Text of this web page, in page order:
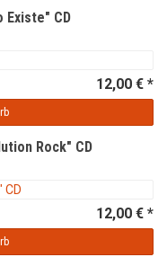
Existe" CD
12,00 € *
Rock" CD
12,00 € *